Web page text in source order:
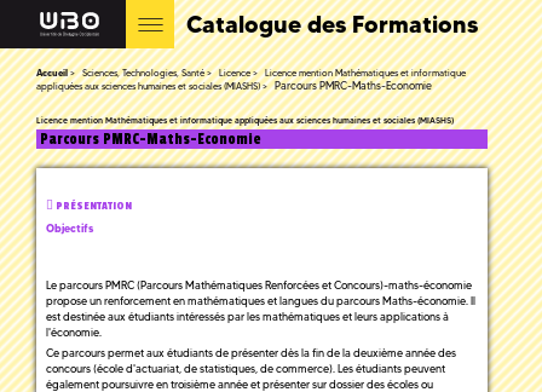
Catalogue des Formations
Accueil Sciences, Technologies, Santé Licence
Licence mention Mathématiques et informatique
appliquées aux sciences humaines et sociales (MIASHS)
Parcours PMRC-Maths-Economie
Licence mention Mathématiques et informatique appliquées aux sciences humaines et sociales (MIASHS)
Parcours PMRC-Maths-Economie
PRÉSENTATION
Objectifs
Le parcours PMRC (Parcours Mathématiques Renforcées et Concours)-maths-économie
propose un renforcement en mathématiques et langues du parcours Maths-économie. Il
est destinée aux étudiants intéressés par les mathématiques et leurs applications à
l'économie.
Ce parcours permet aux étudiants de présenter dès la fin de la deuxième année des
concours (école d'actuariat, de statistiques, de commerce). Les étudiants peuvent
également poursuivre en troisième année et présenter sur dossier des écoles ou